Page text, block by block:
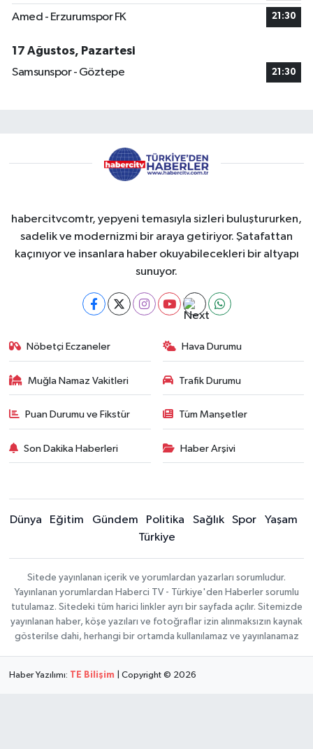
Amed - Erzurumspor FK 21:30
17 Ağustos, Pazartesi
Samsunspor - Göztepe
21:30
habercitvcomtr, yepyeni temasıyla sizleri buluştururken,
sadelik ve modernizmi bir araya getiriyor. Şatafattan
kaçınıyor ve insanlara haber okuyabilecekleri bir altyapı
sunuyor.
Nöbetçi Eczaneler Hava Durumu
Muğla Namaz Vakitleri Trafik Durumu
Puan Durumu ve Fikstür Tüm Manşetler
Son Dakika Haberleri Haber Arşivi
Dünya Eğitim Gündem Politika Sağlık Spor
Yaşam
Türkiye
Sitede yayınlanan içerik ve yorumlardan yazarları sorumludur.
Yayınlanan yorumlardan Haberci TV - Türkiye'den Haberler sorumlu
tutulamaz. Sitedeki tüm harici linkler ayrı bir sayfada açılır. Sitemizde
yayınlanan haber, köşe yazıları ve fotoğraflar izin alınmaksızın kaynak
gösterilse dahi, herhangi bir ortamda kullanılamaz ve yayınlanamaz
Haber Yazılımı: TE Bilişim | Copyright © 2026